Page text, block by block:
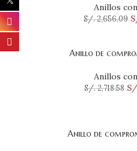
Anillos
S/.2,656.09
SELECCIONAR
Anillo de
Anillos
S/.2,718.58
SELECCIONAR
Anillo de